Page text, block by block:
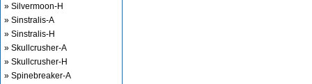
» Silvermoon-H
» Sinstralis-A
» Sinstralis-H
» Skullcrusher-A
» Skullcrusher-H
» Spinebreaker-A